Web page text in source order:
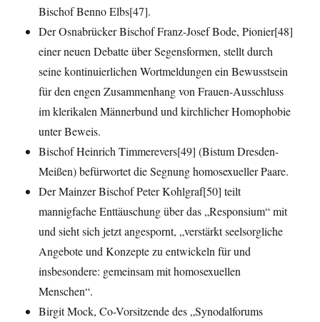
Bischof Benno Elbs[47].
Der Osnabrücker Bischof Franz-Josef Bode, Pionier[48]
einer neuen Debatte über Segensformen, stellt durch
seine kontinuierlichen Wortmeldungen ein Bewusstsein
für den engen Zusammenhang von Frauen-Ausschluss
im klerikalen Männerbund und kirchlicher Homophobie
unter Beweis.
Bischof Heinrich Timmerevers[49] (Bistum Dresden-
Meißen) befürwortet die Segnung homosexueller Paare.
Der Mainzer Bischof Peter Kohlgraf[50] teilt
mannigfache Enttäuschung über das „Responsium“ mit
und sieht sich jetzt angespornt, „verstärkt seelsorgliche
Angebote und Konzepte zu entwickeln für und
insbesondere: gemeinsam mit homosexuellen
Menschen“.
Birgit Mock, Co-Vorsitzende des „Synodalforums